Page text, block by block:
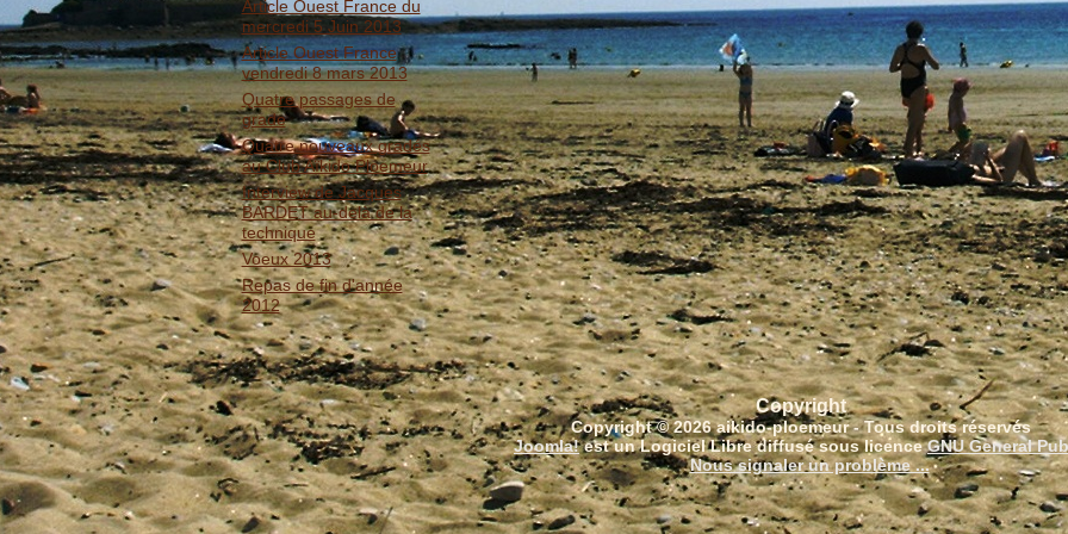
Article Ouest France du
mercredi 5 Juin 2013
Article Ouest France
vendredi 8 mars 2013
Quatre passages de
grade
Quatre nouveaux gradés
au Club Aïkido Ploemeur
Interview de Jacques
BARDET au-delà de la
technique
Voeux 2013
Repas de fin d'année
2012
Copyright
Copyright © 2026 aikido-ploemeur - Tous droits réservés
Joomla!est un Logiciel Libre diffusé sous licenceGNU General
Nous signaler un problème ...